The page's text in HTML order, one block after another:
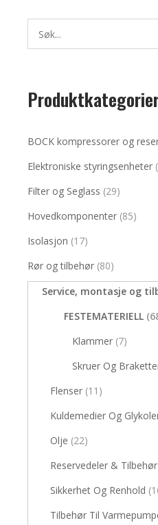
BOCK kompressorer og
Elektroniske styringsenheter
Filter og Seglass (29)
Hovedkomponenter (85)
Isolasjon (17)
Rør og tilbehør (80)
Service, montasje og
FESTEMATERIELL
Klammer (7)
Skruer Og
Flenser (11)
Kuldemedier Og
Olje (22)
Reservedeler & Tilbehør
Sikkerhet Og Renhold
Tilbehør Til